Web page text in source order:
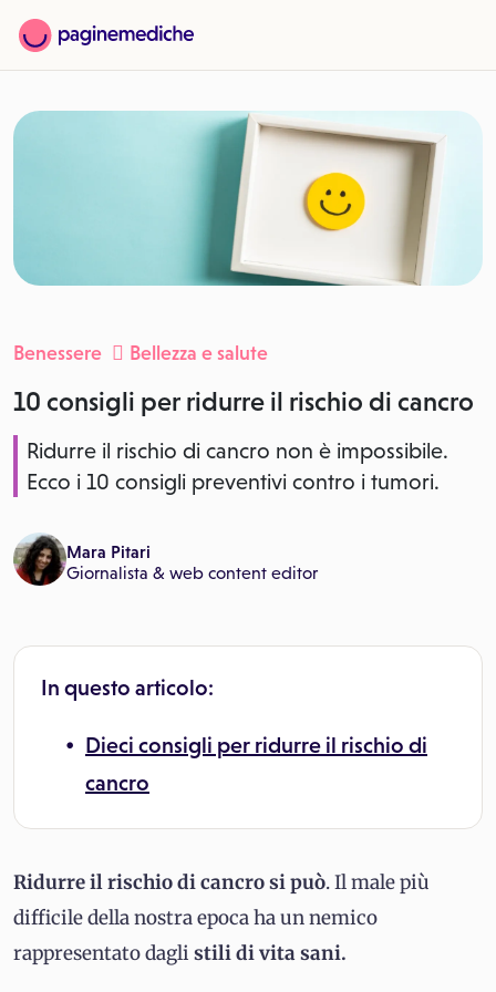
Benessere Bellezza e salute
10 consigli per ridurre il rischio di cancro
Ridurre il rischio di cancro non è impossibile.
Ecco i 10 consigli preventivi contro i tumori.
Mara Pitari
Giornalista & web content editor
In questo articolo:
Dieci consigli per ridurre il rischio di
cancro
Ridurre il rischio di cancro si può. Il male più
difficile della nostra epoca ha un nemico
rappresentato dagli stili di vita sani.